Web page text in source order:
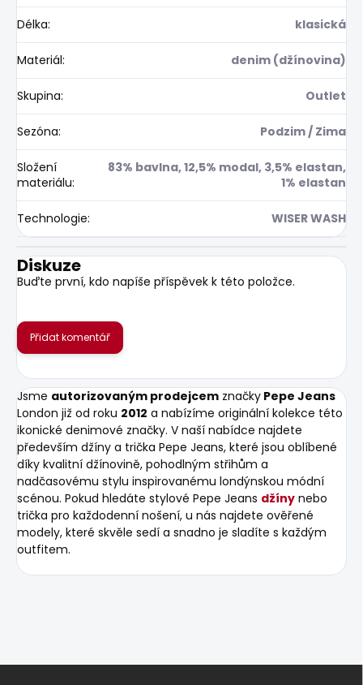
Délka: klasická
Materiál: denim (džínovina)
Skupina: Outlet
Sezóna: Podzim / Zima
Složení
materiálu:
83% bavlna, 12,5% modal, 3,5% elastan,
1% elastan
Technologie: WISER WASH
Diskuze
Buďte první, kdo napíše příspěvek k této položce.
Přidat komentář
Jsme autorizovaným prodejcem značky Pepe Jeans
London již od roku 2012 a nabízíme originální kolekce této
ikonické denimové značky. V naší nabídce najdete
především džíny a trička Pepe Jeans, které jsou oblíbené
díky kvalitní džínovině, pohodlným střihům a
nadčasovému stylu inspirovanému londýnskou módní
scénou. Pokud hledáte stylové Pepe Jeans džíny nebo
trička pro každodenní nošení, u nás najdete ověřené
modely, které skvěle sedí a snadno je sladíte s každým
outfitem.
Z